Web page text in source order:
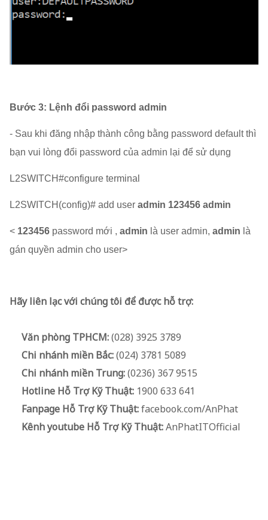
Bước 3: Lệnh đổi password admin
- Sau khi đăng nhập thành công bằng password default thì
bạn vui lòng đổi password của admin lại để sử dụng
L2SWITCH#configure terminal
L2SWITCH(config)# add user admin 123456 admin
< 123456 password mới , admin là user admin, admin là
gán quyền admin cho user>
Hãy liên lạc với chúng tôi để được hỗ trợ:
Văn phòng TPHCM:(028) 3925 3789
Chi nhánh miền Bắc:(024) 3781 5089
Chi nhánh miền Trung:(0236) 367 9515
Hotline Hỗ Trợ Kỹ Thuật: 1900 633 641
Fanpage Hỗ Trợ Kỹ Thuật:facebook.com/AnPhat
Kênh youtube Hỗ Trợ Kỹ Thuật:AnPhatITOfficial